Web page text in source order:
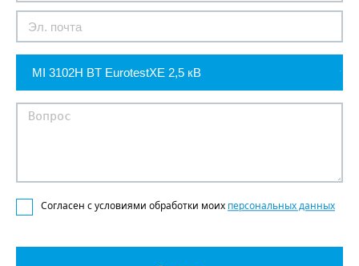
Согласен с условиями обработки моих персональных данных